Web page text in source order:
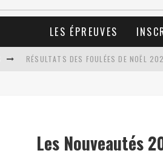
LES ÉPREUVES
RÉSULTATS DES FOULÉES DE NOËL
Les Nouveautés